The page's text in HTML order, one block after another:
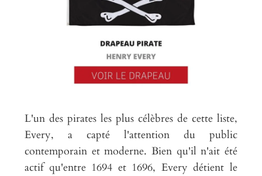
L'un des pirates les plus célèbres de cette liste,
Every, a capté l'attention du public
contemporain et moderne. Bien qu'il n'ait été
actif qu'entre 1694 et 1696, Every détient le